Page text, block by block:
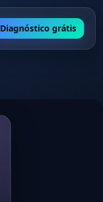
Diagnóstico grátis